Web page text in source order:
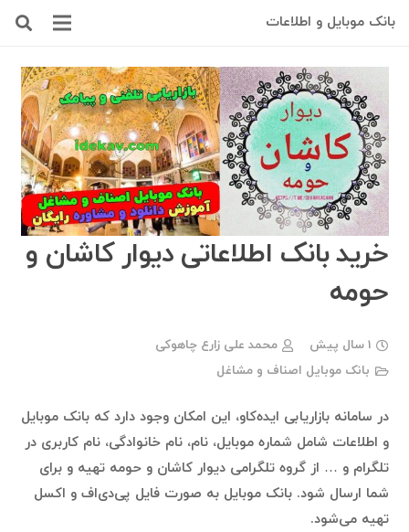
بانک موبایل و اطلاعات
خرید بانک اطلاعاتی دیوار کاشان و
حومه
1 سال پیش
محمد علی زارع چاهوکی
بانک موبایل اصناف و مشاغل
در سامانه بازاریابی ایده‌کاو، این امکان وجود دارد که بانک موبایل
و اطلاعات شامل شماره موبایل، نام، نام خانوادگی، نام کاربری در
تلگرام و … از گروه تلگرامی دیوار کاشان و حومه تهیه و برای
شما ارسال شود. بانک موبایل به صورت فایل پی‌دی‌اف و اکسل
تهیه می‌شود.